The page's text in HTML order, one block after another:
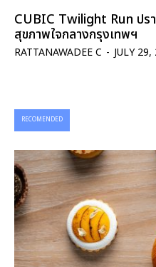
CUBIC Twilight Run ปร
สุขภาพใจกลางกรุงเทพฯ
RATTANAWADEE C - JULY
RECOMENDED